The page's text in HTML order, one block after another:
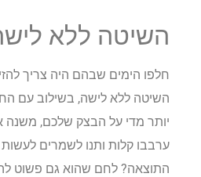
השיטה ללא לישה
חלפו הימים שבהם היה צריך
השיטה ללא לישה, בשילוב עם
יותר מדי על הבצק שלכם, משנה
ערבבו קלות ותנו לשמרים
התוצאה? לחם שהוא גם פשוט